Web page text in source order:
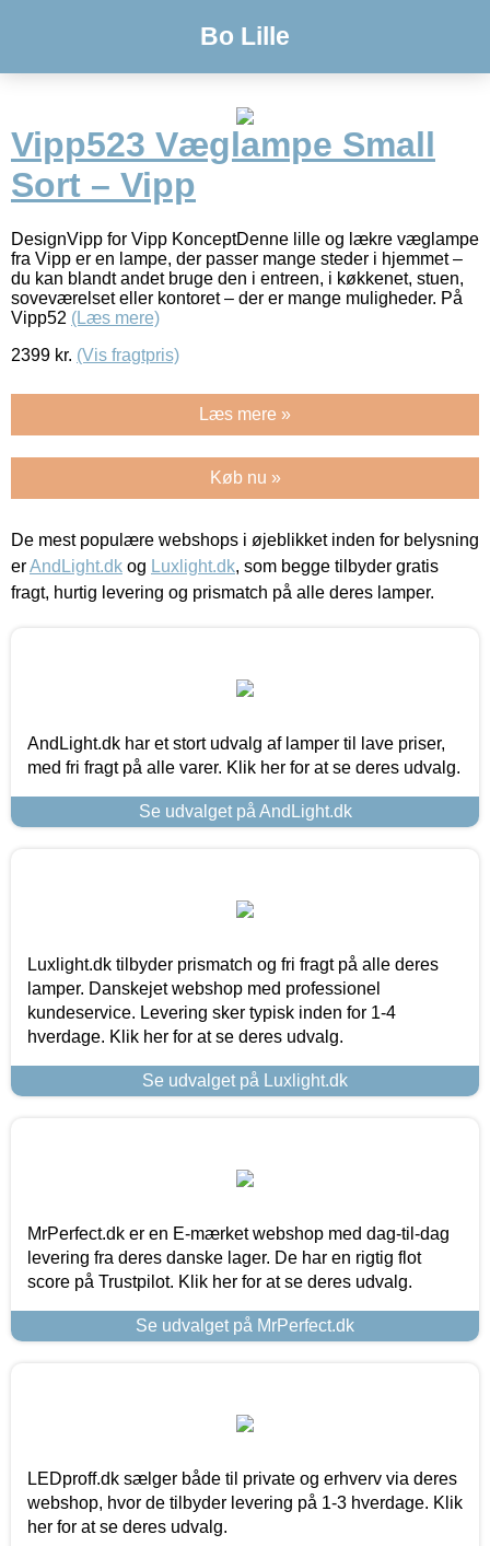
Bo Lille
Vipp523 Væglampe Small
Sort – Vipp
DesignVipp for Vipp KonceptDenne lille og lækre væglampe
fra Vipp er en lampe, der passer mange steder i hjemmet –
du kan blandt andet bruge den i entreen, i køkkenet, stuen,
soveværelset eller kontoret – der er mange muligheder. På
Vipp52 (Læs mere)
2399 kr. (Vis fragtpris)
Læs mere »
Køb nu »
De mest populære webshops i øjeblikket inden for belysning
erAndLight.dk og Luxlight.dk, som begge tilbyder gratis
fragt, hurtig levering og prismatch på alle deres lamper.
AndLight.dk har et stort udvalg af lamper til lave priser,
med fri fragt på alle varer. Klik her for at se deres udvalg.
Se udvalget på AndLight.dk
Luxlight.dk tilbyder prismatch og fri fragt på alle deres
lamper. Danskejet webshop med professionel
kundeservice. Levering sker typisk inden for 1-4
hverdage. Klik her for at se deres udvalg.
Se udvalget på Luxlight.dk
MrPerfect.dk er en E-mærket webshop med dag-til-dag
levering fra deres danske lager. De har en rigtig flot
score på Trustpilot. Klik her for at se deres udvalg.
Se udvalget på MrPerfect.dk
LEDproff.dk sælger både til private og erhverv via deres
webshop, hvor de tilbyder levering på 1-3 hverdage. Klik
her for at se deres udvalg.